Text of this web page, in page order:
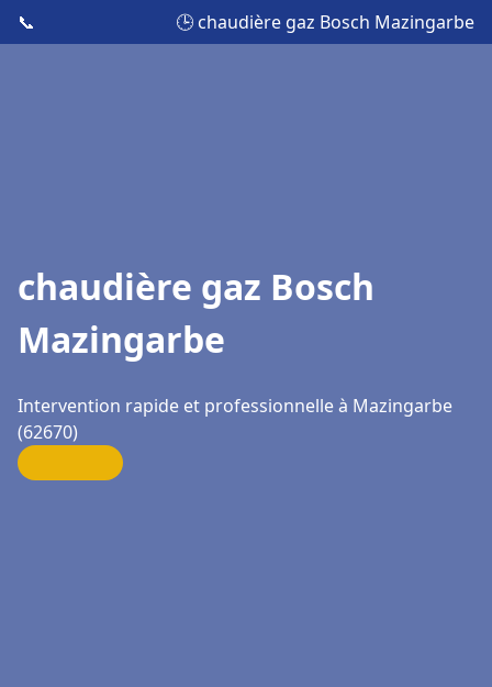
📞 🕒 chaudière gaz Bosch Mazingarbe
chaudière gaz Bosch
Mazingarbe
Intervention rapide et professionnelle à Mazingarbe
(62670)